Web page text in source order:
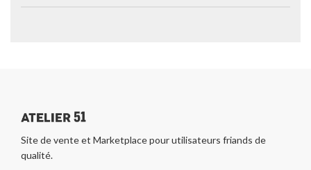
Site de vente et Marketplace pour utilisateurs friands de
qualité.